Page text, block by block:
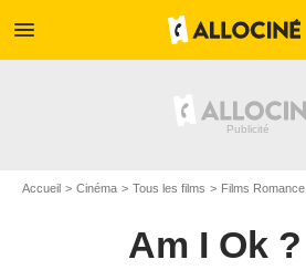
menu
Accueil Cinéma Tous les films Films Romance
Am I Ok ?